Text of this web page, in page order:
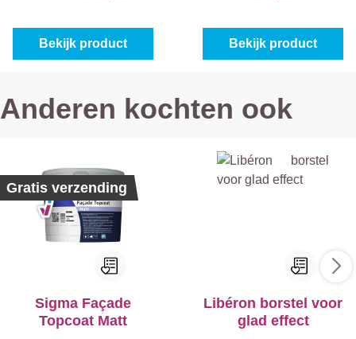
Bekijk product Bekijk product
Anderen kochten ook
Gratis verzending
Sigma Façade
Topcoat Matt
Libéron borstel voor
glad effect